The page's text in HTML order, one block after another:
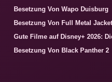
Besetzung Von Wapo Duisburg
Besetzung Von Full Metal Jacket
Gute Filme auf Disney+ 2026:
Besetzung Von Black Panther 2